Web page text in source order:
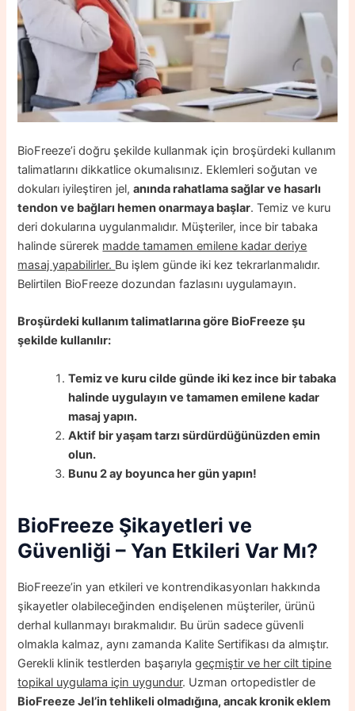
BioFreeze’i doğru şekilde kullanmak için broşürdeki kullanım
talimatlarını dikkatlice okumalısınız. Eklemleri soğutan ve
dokuları iyileştiren jel,anında rahatlama sağlar ve hasarlı
tendon ve bağları hemen onarmaya başlar. Temiz ve kuru
deri dokularına uygulanmalıdır. Müşteriler, ince bir tabaka
halinde sürerek madde tamamen emilene kadar deriye
masaj yapabilirler. Bu işlem günde iki kez tekrarlanmalıdır.
Belirtilen BioFreeze dozundan fazlasını uygulamayın.
Broşürdeki kullanım talimatlarına göre BioFreeze şu
şekilde kullanılır:
Temiz ve kuru cilde günde iki kez ince bir tabaka
halinde uygulayın ve tamamen emilene kadar
masaj yapın.
Aktif bir yaşam tarzı sürdürdüğünüzden emin
olun.
Bunu 2 ay boyunca her gün yapın!
BioFreeze Şikayetleri ve
Güvenliği – Yan Etkileri Var Mı?
BioFreeze’in yan etkileri ve kontrendikasyonları hakkında
şikayetler olabileceğinden endişelenen müşteriler, ürünü
derhal kullanmayı bırakmalıdır. Bu ürün sadece güvenli
olmakla kalmaz, aynı zamanda Kalite Sertifikası da almıştır.
Gerekli klinik testlerden başarıylageçmiştir ve her cilt tipine
topikal uygulama için uygundur. Uzman ortopedistler de
BioFreeze Jel’in tehlikeli olmadığına, ancak kronik eklem